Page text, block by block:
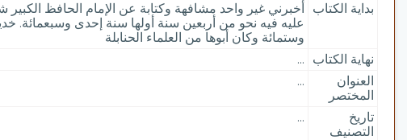
بداية الكتاب
أخبرني غير واحد مشافهة وكتابة عن الإمام الحافظ
عليه فيه نحو من أربعين سنة أولها سنة إحدى وسبعمائة.
وستمائة وكان أبوها من العلماء الحنابلة
نهاية الكتاب
...
العنوان
المختصر
...
تاريخ
التصنيف
...